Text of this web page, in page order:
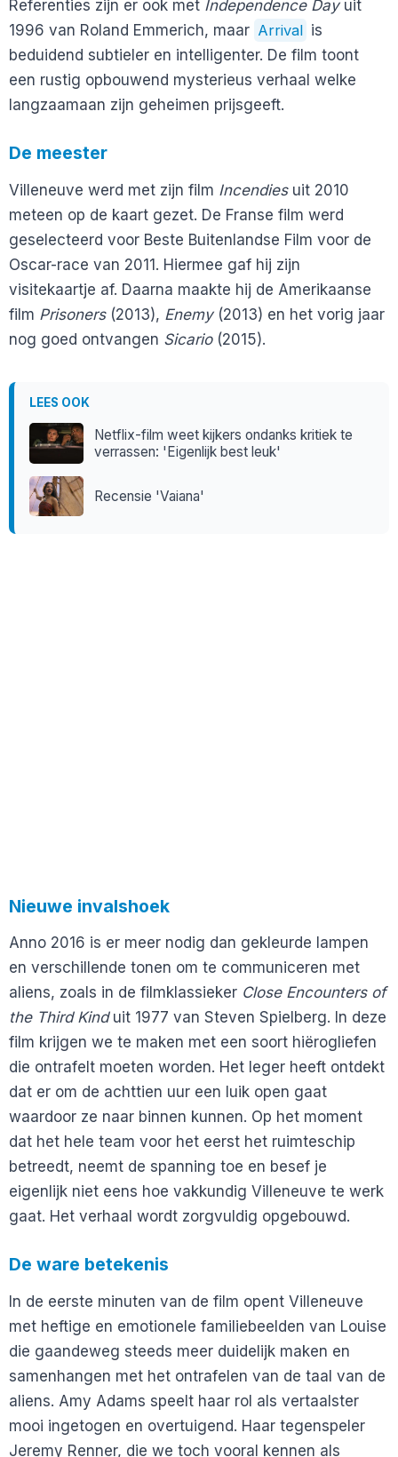
Referenties zijn er ook met Independence Dayuit
1996 van Roland Emmerich, maar Arrival is
beduidend subtieler en intelligenter. De film toont
een rustig opbouwend mysterieus verhaal welke
langzaamaan zijn geheimen prijsgeeft.
De meester
Villeneuve werd met zijn film Incendiesuit 2010
meteen op de kaart gezet. De Franse film werd
geselecteerd voor Beste Buitenlandse Film voor de
Oscar-race van 2011. Hiermee gaf hij zijn
visitekaartje af. Daarna maakte hij de Amerikaanse
film Prisoners(2013), Enemy(2013) en het vorig jaar
nog goed ontvangen Sicario(2015).
LEES OOK
Netflix-film weet kijkers ondanks kritiek te
verrassen: 'Eigenlijk best leuk'
Recensie 'Vaiana'
Nieuwe invalshoek
Anno 2016 is er meer nodig dan gekleurde lampen
en verschillende tonen om te communiceren met
aliens, zoals in de filmklassieker Close Encounters of
the Third Kinduit 1977 van Steven Spielberg. In deze
film krijgen we te maken met een soort hiërogliefen
die ontrafelt moeten worden. Het leger heeft ontdekt
dat er om de achttien uur een luik open gaat
waardoor ze naar binnen kunnen. Op het moment
dat het hele team voor het eerst het ruimteschip
betreedt, neemt de spanning toe en besef je
eigenlijk niet eens hoe vakkundig Villeneuve te werk
gaat. Het verhaal wordt zorgvuldig opgebouwd.
De ware betekenis
In de eerste minuten van de film opent Villeneuve
met heftige en emotionele familiebeelden van Louise
die gaandeweg steeds meer duidelijk maken en
samenhangen met het ontrafelen van de taal van de
aliens. Amy Adams speelt haar rol als vertaalster
mooi ingetogen en overtuigend. Haar tegenspeler
Jeremy Renner, die we toch vooral kennen als